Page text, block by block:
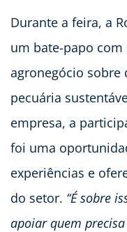
Durante a feira, a
um bate-papo
agronegócio sobre
pecuária
empresa, a
foi uma
experiências e
do setor. “É sobre
apoiar quem